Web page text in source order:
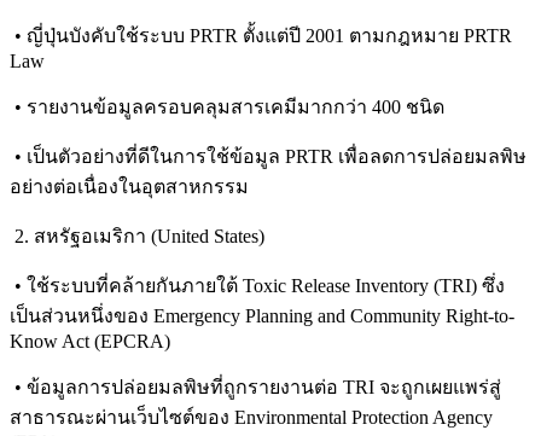
• ญี่ปุ่นบังคับใช้ระบบ PRTR ตั้งแต่ปี 2001 ตามกฎหมาย PRTR
Law
• รายงานข้อมูลครอบคลุมสารเคมีมากกว่า 400 ชนิด
• เป็นตัวอย่างที่ดีในการใช้ข้อมูล PRTR เพื่อลดการปล่อยมลพิษ
อย่างต่อเนื่องในอุตสาหกรรม
2. สหรัฐอเมริกา (United States)
• ใช้ระบบที่คล้ายกันภายใต้ Toxic Release Inventory (TRI) ซึ่ง
เป็นส่วนหนึ่งของ Emergency Planning and Community Right-to-
Know Act (EPCRA)
• ข้อมูลการปล่อยมลพิษที่ถูกรายงานต่อ TRI จะถูกเผยแพร่สู่
สาธารณะผ่านเว็บไซต์ของ Environmental Protection Agency